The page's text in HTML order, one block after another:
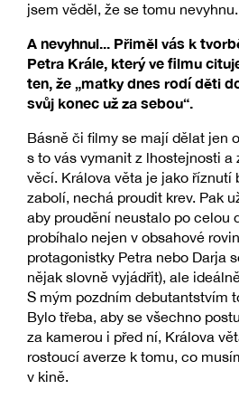
jsem věděl, že se tomu nevyhnu.
A nevyhnul... Přiměl vás k
Petra Krále, který ve filmu
ten, že „matky dnes rodí děti
svůj konec už za sebou“.
Básně či filmy se mají dělat jen
s to vás vymanit z lhostejnosti a
věcí. Králova věta je jako říznutí
zabolí, nechá proudit krev. Pak
aby proudění neustalo po celou
probíhalo nejen v obsahové
protagonistky Petra nebo Darja
nějak slovně vyjádřit), ale
S mým pozdním debutantstvím
Bylo třeba, aby se všechno
za kamerou i před ní, Králova
rostoucí averze k tomu, co
v kině.